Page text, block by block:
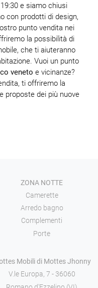
e siamo chiusi
con prodotti di design,
punto vendita nei
la possibilità di
che ti aiuteranno
Vuoi un punto
veneto e vicinanze?
ti offriremo la
proposte dei più nuove
ZONA NOTTE
Camerette
Arredo bagno
Complementi
Porte
Mobili di Mottes Jhonny
V.le Europa, 7 - 36060